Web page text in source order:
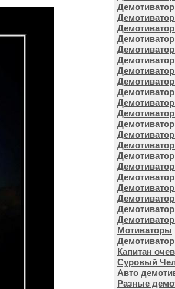
Мотиваторы
Капитан
Суровый
Авто
Разные